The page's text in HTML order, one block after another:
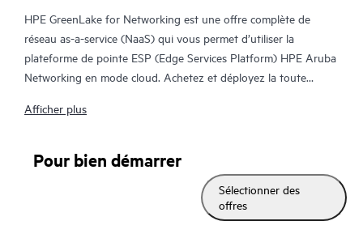
HPE GreenLake for Networking est une offre complète de
réseau as-a-service (NaaS) qui vous permet d’utiliser la
plateforme de pointe ESP (Edge Services Platform) HPE Aruba
Networking en mode cloud. Achetez et déployez la toute
rapide et plus efficace. Surmontez les habituels obstacles
et des services requis en un seul abonnement mensuel, sans
dépenses d’immobilisation initiales. Optimisez la performance et
la sécurité du réseau en bénéficiant de connaissances plus
approfondies de l’environnement réseau. Mise hors service de
Afficher plus
Pour bien démarrer
Sélectionner des
offres